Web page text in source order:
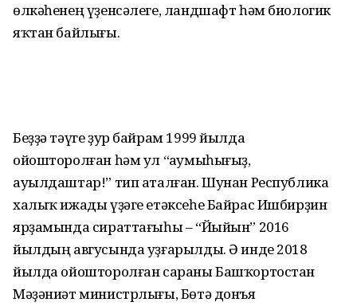
өлкәһенең үҙенсәлеге, ланд­шафт һәм биологик
яҡтан байлығы.
Беҙҙә тәүге ҙур байрам 1999 йылда
ойошторолған һәм ул “Һаумыһығыҙ,
ауылдаштар!” тип аталған. Шунан Республика
халыҡ ижады үҙәге етәксеһе Байрас Ишбирҙин
ярҙамында сиратта­ғыһы – “Йыйын” 2016
йылдың авгусында уҙғарылды. Ә инде 2018
йылда ойошторолған сараны Башҡортостан
Мәҙәниәт министрлығы, Бөтә донъя